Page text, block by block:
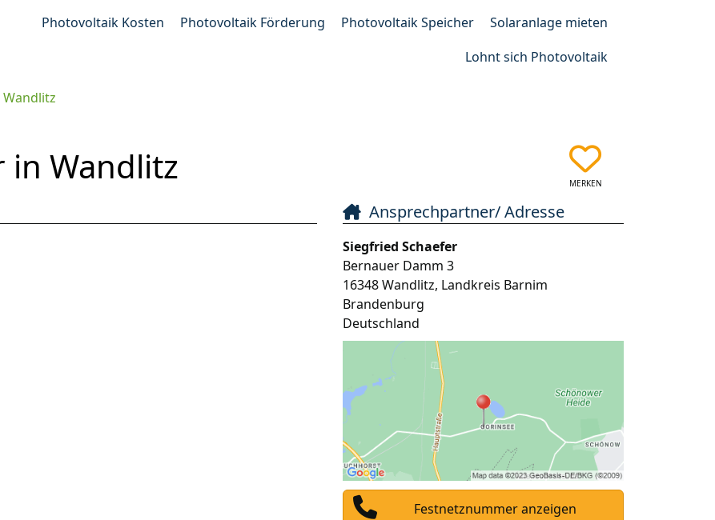
Photovoltaik Kosten Photovoltaik Förderung Photovoltaik Speicher
Solaranlage mieten
Lohnt sich Photovoltaik
Wandlitz
in Wandlitz MERKEN
Ansprechpartner/ Adresse
Siegfried Schaefer
Bernauer Damm 3
16348Wandlitz, Landkreis Barnim
Brandenburg
Deutschland
Festnetznummer anzeigen